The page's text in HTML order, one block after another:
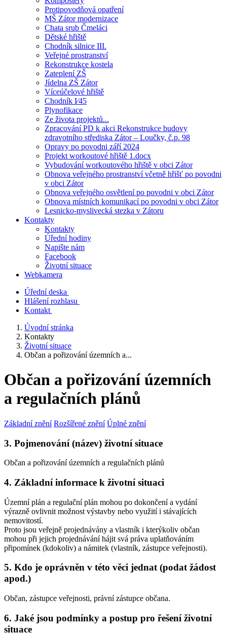
Protipovodňová opatření
MŠ Zátor modernizace
Chata srub Čmeláci
Dětské hřiště
Chodník silnice III.
Veřejné prostranství
Rekonstrukce kostela
Zateplení ZŠ
Jídelna ZŠ Zátor
Víceúčelové hřiště
Chodník I⁄45
Plynofikace
Ze života projektů...
Zpracování PD k akci Rekonstrukce budovy
zdravotního střediska Zátor – Loučky, č.p. 98
Opravy po povodni září 2024
Projekt workoutové hřiště 1.docx
Vybudování workoutového hřiště v obci Zátor
Obnova veřejného prostranství včetně hřišť po povodni
v obci Zátor
Obnova veřejného osvětlení po povodni v obci Zátor
Obnova místních komunikací po povodni v obci Zátor
Lesnicko-myslivecká stezka v Zátoru
Kontakty
Kontakty
Úřední hodiny
Napište nám
Facebook
Životní situace
Webkamera
Úřední deska
Hlášení rozhlasu
Kontakt
Úvodní stránka
Kontakty
Životní situace
Občan a pořizování územních a...
Občan a pořizování územních
a regulačních plánů
Základní znění Rozšířené znění Úplné znění
3. Pojmenování (název) životní situace
Občan a pořizování územních a regulačních plánů
4. Základní informace k životní situaci
Územní plán a regulační plán mohou po dokončení a vydání
výrazně ovlivnit možnost výstavby nebo využití i stávajících
nemovitostí.
Proto jsou veřejně projednávány a vlastník i kterýkoliv občan
mohou při jejich projednávání hájit svá práva uplatňováním
připomínek (kdokoliv) a námitek (vlastník, zástupce veřejnosti).
5. Kdo je oprávněn v této věci jednat (podat žádost
apod.)
Občan, zástupce veřejnosti, právní zástupce občana.
6. Jaké jsou podmínky a postup pro řešení životní
situace